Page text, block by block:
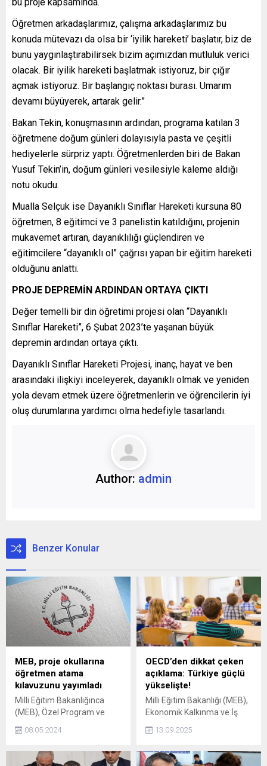
Öğretmen arkadaşlarımız, çalışma arkadaşlarımız bu
konuda mütevazı da olsa bir ‘iyilik hareketi’ başlatır, biz de
bunu yaygınlaştırabilirsek bizim açımızdan mutluluk verici
olacak. Bir iyilik hareketi başlatmak istiyoruz, bir çığır
açmak istiyoruz. Bir başlangıç noktası burası. Umarım
devamı büyüyerek, artarak gelir.”
Bakan Tekin, konuşmasının ardından, programa katılan 3
öğretmene doğum günleri dolayısıyla pasta ve çeşitli
hediyelerle sürpriz yaptı. Öğretmenlerden biri de Bakan
Yusuf Tekin’in, doğum günleri vesilesiyle kaleme aldığı
notu okudu.
Mualla Selçuk ise Dayanıklı Sınıflar Hareketi kursuna 80
öğretmen, 8 eğitimci ve 3 panelistin katıldığını, projenin
mukavemet artıran, dayanıklılığı güçlendiren ve
eğitimcilere “dayanıklı ol” çağrısı yapan bir eğitim hareketi
olduğunu anlattı.
PROJE DEPREMİN ARDINDAN ORTAYA ÇIKTI
Değer temelli bir din öğretimi projesi olan “Dayanıklı
Sınıflar Hareketi”, 6 Şubat 2023’te yaşanan büyük
depremin ardından ortaya çıktı.
Dayanıklı Sınıflar Hareketi Projesi, inanç, hayat ve ben
arasındaki ilişkiyi inceleyerek, dayanıklı olmak ve yeniden
yola devam etmek üzere öğretmenlerin ve öğrencilerin iyi
oluş durumlarına yardımcı olma hedefiyle tasarlandı.
Author: admin
Benzer Konular
MEB, proje okullarına
öğretmen atama
kılavuzunu yayımladı
Milli Eğitim Bakanlığınca
(MEB), Özel Program ve
Kurumlarına Öğretmen
yayımlandı.
08.05.2024
OECD’den dikkat çeken
açıklama: Türkiye güçlü
yükselişte!
Milli Eğitim Bakanlığı (MEB),
Ekonomik Kalkınma ve İş
yayımladığı 'Bir Bakışta
Türkiye'nin eğitimde güçlü
13.09.2025